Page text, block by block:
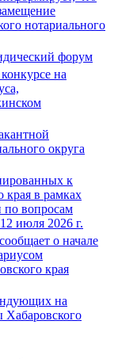
нотариального
форум
на
округа
к
края в рамках
по вопросам
июля 2026 г.
о начале
края
на
Хабаровского